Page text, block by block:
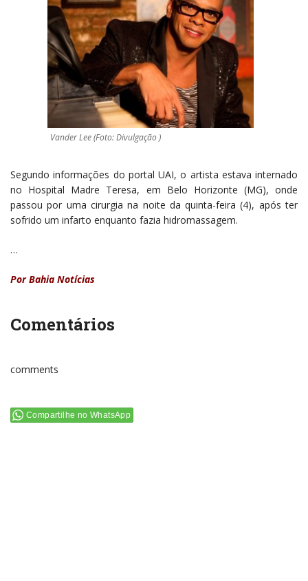
Vander Lee (Foto: Divulgação )
Segundo informações do portal UAI, o artista estava internado
no Hospital Madre Teresa, em Belo Horizonte (MG), onde
passou por uma cirurgia na noite da quinta-feira (4), após ter
sofrido um infarto enquanto fazia hidromassagem.
…
PorBahia Notícias
Comentários
comments
Compartilhe no WhatsApp